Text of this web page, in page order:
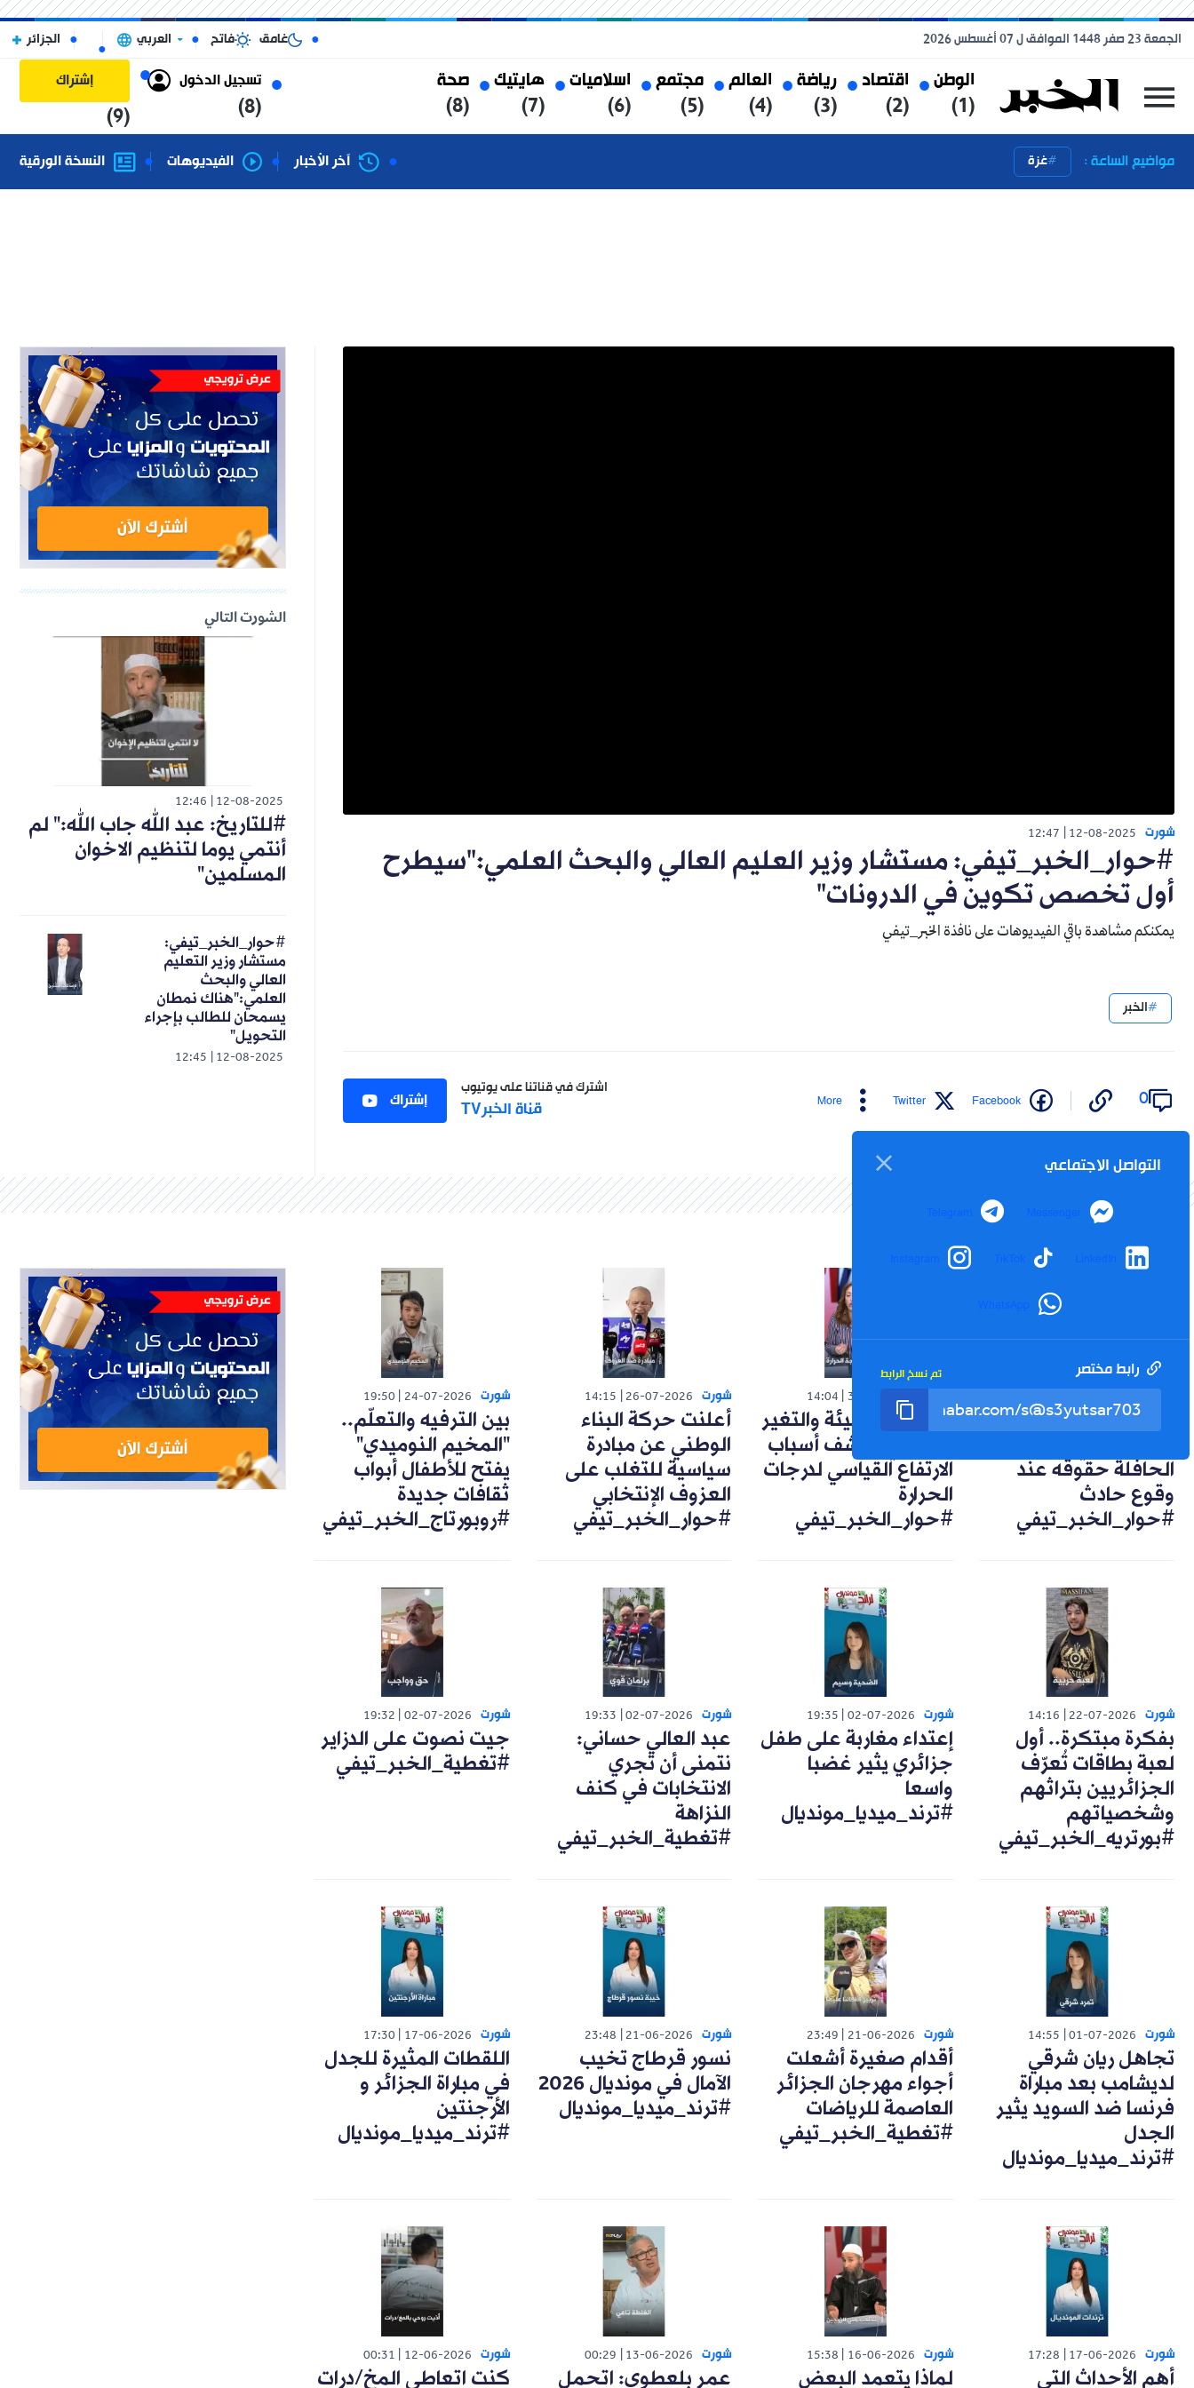
الوطن
(1)
اقتصاد
(2)
رياضة
(3)
العالم
(4)
مجتمع
(5)
اسلاميات
(6)
هايتيك
(7)
صحة
(8)
تسجيل الدخول
(8)
إشتراك
(9)
الجمعة 23 صفر 1448 الموافق ل 07 أغسطس 2026 غامق فاتح العربي الجزائر
مواضيع الساعة : غزة آخر الأخبار الفيديوهات النسخة الورقية
شورت 12-08-2025
12:47
#حوار_الخبر_تيفي: مستشار وزير العليم العالي والبحث العلمي:"سيطرح
أول تخصص تكوين في الدرونات"
يمكنكم مشاهدة باقي الفيديوهات على نافذة الخبر_تيفي
الخبر
0
Facebook
Twitter
More
التواصل الاجتماعي
Messenger
Telegram
LinkedIn
TikTok
Instagram
WhatsApp
رابط مختصر تم نسخ الرابط
اشترك في قناتنا على يوتيوب
قناة الخبرTV إشتراك
الشورت التالي
12-08-2025
12:46
#للتاريخ: عبد الله جاب الله:" لم
أنتمي يوما لتنظيم الاخوان
المسلمين"
12-08-2025
12:45
#حوار_الخبر_تيفي:
مستشار وزير التعليم
العالي والبحث
العلمي:"هناك نمطان
يسمحان للطالب بإجراء
التحويل"
شورت
تعويضات وضمانات..
الحافلة حقوقه عند
وقوع حادث
#حوار_الخبر_تيفي
شورت 30-07-2026
14:04
خبيرة في البيئة والتغير
المناخي تكشف أسباب
الارتفاع القياسي لدرجات
الحرارة
#حوار_الخبر_تيفي
شورت 26-07-2026
14:15
أعلنت حركة البناء
الوطني عن مبادرة
سياسية للتغلب على
العزوف الإنتخابي
#حوار_الخبر_تيفي
شورت 24-07-2026
19:50
بين الترفيه والتعلّم..
"المخيم النوميدي"
يفتح للأطفال أبواب
ثقافات جديدة
#روبورتاج_الخبر_تيفي
شورت 22-07-2026
14:16
بفكرة مبتكرة.. أول
لعبة بطاقات تُعرّف
الجزائريين بتراثهم
وشخصياتهم
#بورتريه_الخبر_تيفي
شورت 02-07-2026
19:35
إعتداء مغاربة على طفل
جزائري يثير غضبا
واسعا
#ترند_ميديا_مونديال
شورت 02-07-2026
19:33
عبد العالي حساني:
نتمنى أن تجري
الانتخابات في كنف
النزاهة
#تغطية_الخبر_تيفي
شورت 02-07-2026
19:32
جيت نصوت على الدزاير
#تغطية_الخبر_تيفي
شورت 01-07-2026
14:55
تجاهل ريان شرقي
لديشامب بعد مباراة
فرنسا ضد السويد يثير
الجدل
#ترند_ميديا_مونديال
شورت 21-06-2026
23:49
أقدام صغيرة أشعلت
أجواء مهرجان الجزائر
العاصمة للرياضات
#تغطية_الخبر_تيفي
شورت 21-06-2026
23:48
نسور قرطاج تخيب
الآمال في مونديال 2026
#ترند_ميديا_مونديال
شورت 17-06-2026
17:30
اللقطات المثيرة للجدل
في مباراة الجزائر و
الأرجنتين
#ترند_ميديا_مونديال
شورت 17-06-2026
17:28
أهم الأحداث التي
شورت 16-06-2026
15:38
لماذا يتعمد البعض
شورت 13-06-2026
00:29
عمر بلعطوي: اتحمل
شورت 12-06-2026
00:31
كنت اتعاطى المخ/درات